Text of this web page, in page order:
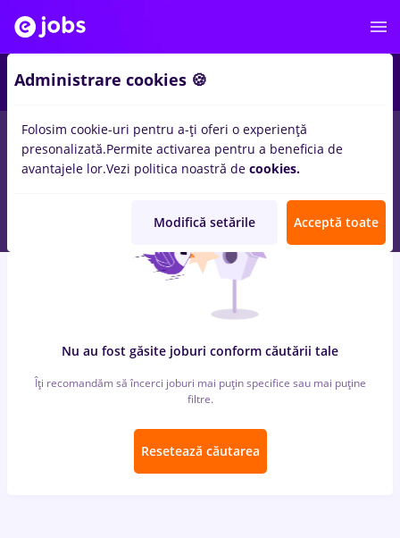
locuri de muncapeisagist, Full timeinBucuresti
Entry-Level (< 2 ani)inBanci, Medicina / Sanatate
Nu au fost găsite joburi conform căutării tale
Îți recomandăm să încerci joburi mai puțin specifice sau mai puține
filtre.
Resetează căutarea
Administrare cookies 🍪
Folosim cookie-uri pentru a-ți oferi o experiență
presonalizată.Permite activarea pentru a beneficia de
avantajele lor.Vezi politica noastră de cookies.
Modifică setările Acceptă toate